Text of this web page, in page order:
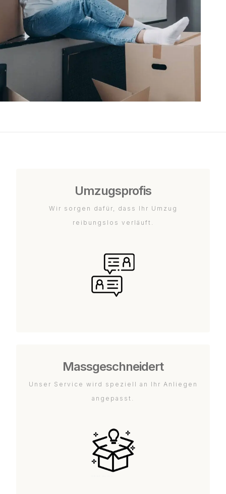
Umzugsprofis
Wir sorgen dafür, dass Ihr Umzug
reibungslos verläuft.
Massgeschneidert
Unser Service wird speziell an Ihr Anliegen
angepasst.